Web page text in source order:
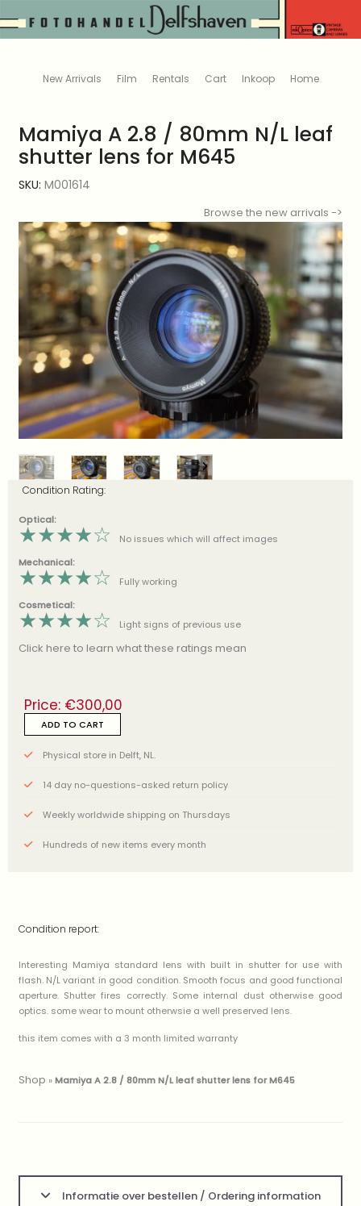
New Arrivals Film Rentals Cart Inkoop Home
Mamiya A 2.8 / 80mm N/L leaf
shutter lens for M645
SKU: M001614
Browse the new arrivals ->
Condition Rating:
Optical:
★★★★☆
No issues which will affect images
Mechanical:
★★★★☆
Fully working
Cosmetical:
★★★★☆ Light signs of previous use
Click here to learn what these ratings mean
Price: €300,00
ADD TO CART
Physical store in Delft, NL.
14 day no-questions-asked return policy
Weekly worldwide shipping on Thursdays
Hundreds of new items every month
Condition report:
Interesting Mamiya standard lens with built in shutter for use with
flash. N/L variant in good condition. Smooth focus and good functional
aperture. Shutter fires correctly. Some internal dust otherwise good
optics. some wear to mount otherwsie a well preserved lens.
this item comes with a 3 month limited warranty
Shop »Mamiya A 2.8 / 80mm N/L leaf shutter lens for M645
Informatie over bestellen / Ordering information